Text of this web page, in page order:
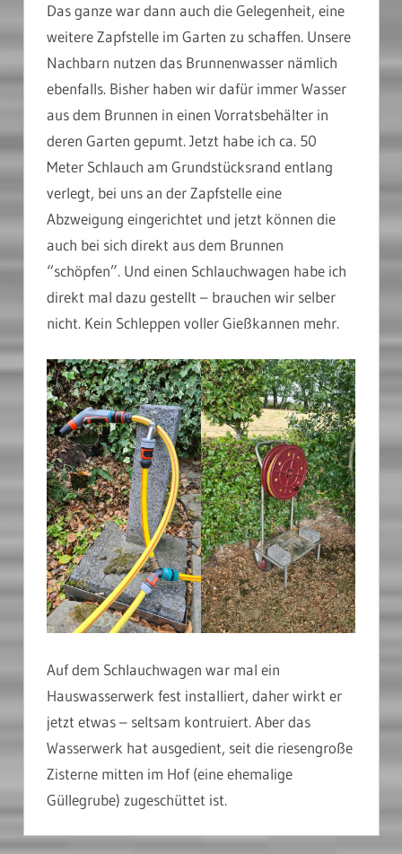
Das ganze war dann auch die Gelegenheit, eine
weitere Zapfstelle im Garten zu schaffen. Unsere
Nachbarn nutzen das Brunnenwasser nämlich
ebenfalls. Bisher haben wir dafür immer Wasser
aus dem Brunnen in einen Vorratsbehälter in
deren Garten gepumt. Jetzt habe ich ca. 50
Meter Schlauch am Grundstücksrand entlang
verlegt, bei uns an der Zapfstelle eine
Abzweigung eingerichtet und jetzt können die
auch bei sich direkt aus dem Brunnen
“schöpfen”. Und einen Schlauchwagen habe ich
direkt mal dazu gestellt – brauchen wir selber
nicht. Kein Schleppen voller Gießkannen mehr.
Auf dem Schlauchwagen war mal ein
Hauswasserwerk fest installiert, daher wirkt er
jetzt etwas – seltsam kontruiert. Aber das
Wasserwerk hat ausgedient, seit die riesengroße
Zisterne mitten im Hof (eine ehemalige
Güllegrube) zugeschüttet ist.